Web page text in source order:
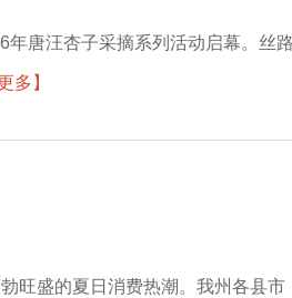
年唐汪杏子采摘系列活动启幕。丝
多】
旺盛的夏日消费热潮。我州各县市